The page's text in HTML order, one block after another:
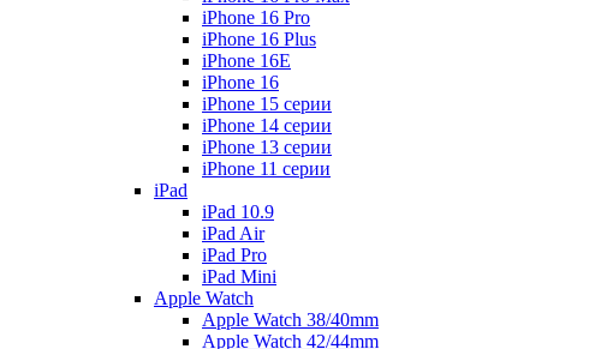
iPhone 16 Pro
iPhone 16 Plus
iPhone 16E
iPhone 16
iPhone 15 серии
iPhone 14 серии
iPhone 13 серии
iPhone 11 серии
iPad
iPad 10.9
iPad Air
iPad Pro
iPad Mini
Apple Watch
Apple Watch 38/40mm
Apple Watch 42/44mm